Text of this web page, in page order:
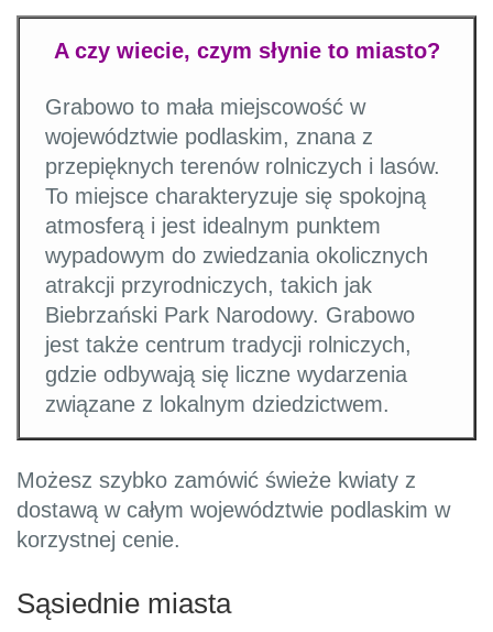
A czy wiecie, czym słynie to miasto?
Grabowo to mała miejscowość w
województwie podlaskim, znana z
przepięknych terenów rolniczych i lasów.
To miejsce charakteryzuje się spokojną
atmosferą i jest idealnym punktem
wypadowym do zwiedzania okolicznych
atrakcji przyrodniczych, takich jak
Biebrzański Park Narodowy. Grabowo
jest także centrum tradycji rolniczych,
gdzie odbywają się liczne wydarzenia
związane z lokalnym dziedzictwem.
Możesz szybko zamówić świeże kwiaty z
dostawą w całym województwie podlaskim w
korzystnej cenie.
Sąsiednie miasta